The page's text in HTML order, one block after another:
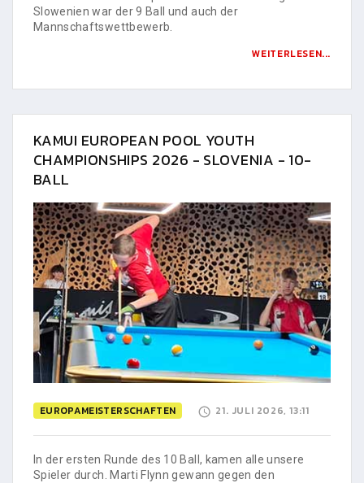
Slowenien war der 9 Ball und auch der
Mannschaftswettbewerb.
WEITERLESEN...
KAMUI EUROPEAN POOL YOUTH
CHAMPIONSHIPS 2026 - SLOVENIA - 10-
BALL
EUROPAMEISTERSCHAFTEN 21. JULI 2026, 13:11
In der ersten Runde des 10 Ball, kamen alle unsere
Spieler durch. Marti Flynn gewann gegen den